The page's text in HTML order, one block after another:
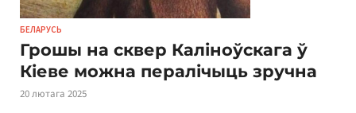
БЕЛАРУСЬ
Грошы на сквер Каліноўскага ў
Кіеве можна пералічыць зручна
20 лютага 2025